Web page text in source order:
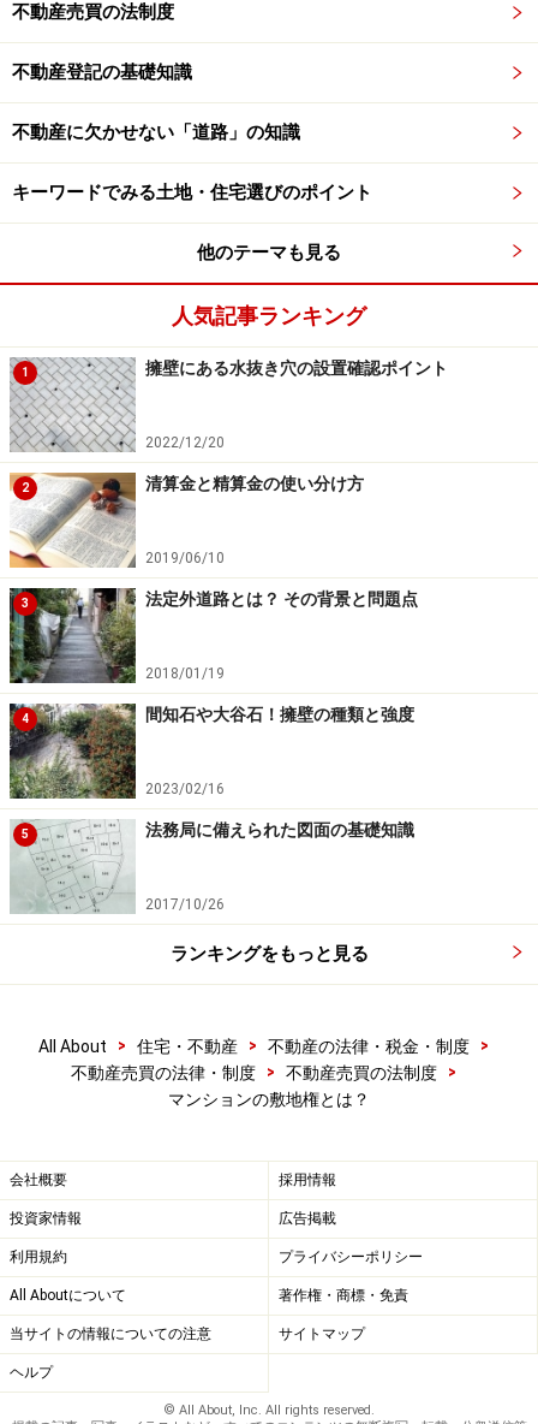
不動産売買の法制度
不動産登記の基礎知識
不動産に欠かせない「道路」の知識
キーワードでみる土地・住宅選びのポイント
他のテーマも見る
人気記事ランキング
1 擁壁にある水抜き穴の設置確認ポイント
2022/12/20
2 清算金と精算金の使い分け方
2019/06/10
3 法定外道路とは？ その背景と問題点
2018/01/19
4 間知石や大谷石！擁壁の種類と強度
2023/02/16
5 法務局に備えられた図面の基礎知識
2017/10/26
ランキングをもっと見る
All About > 住宅・不動産 > 不動産の法律・税金・制度
>
不動産売買の法律・制度
> 不動産売買の法制度
>
マンションの敷地権とは？
会社概要 採用情報
投資家情報 広告掲載
利用規約 プライバシーポリシー
All Aboutについて 著作権・商標・免責
当サイトの情報についての注意 サイトマップ
ヘルプ
© All About, Inc. All rights reserved.